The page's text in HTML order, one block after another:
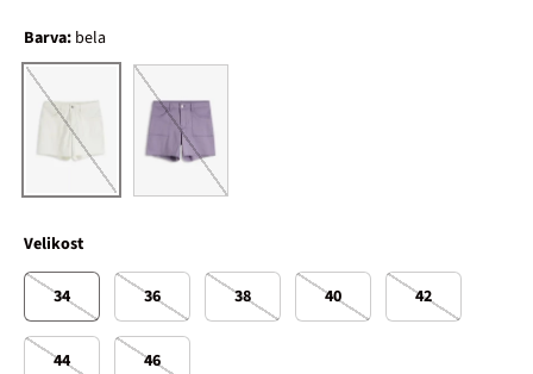
Barva: bela
bela dimno vijolična
Velikost
34 36 38 40 42
44 46